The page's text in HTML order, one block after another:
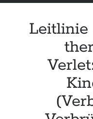
Leitlinie